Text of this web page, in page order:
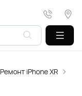
Ремонт iPhone XR